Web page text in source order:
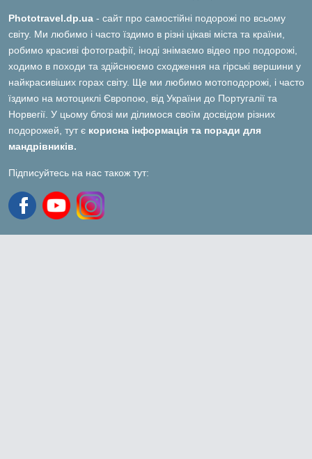
Phototravel.dp.ua - сайт про самостійні подорожі по всьому
світу. Ми любимо і часто їздимо в різні цікаві міста та країни,
робимо красиві фотографії, іноді знімаємо відео про подорожі,
ходимо в походи та здійснюємо сходження на гірські вершини у
найкрасивіших горах світу. Ще ми любимо мотоподорожі, і часто
їздимо на мотоциклі Європою, від України до Португалії та
Норвегії. У цьому блозі ми ділимося своїм досвідом різних
подорожей, тут є корисна інформація та поради для
мандрівників.
Підписуйтесь на нас також тут: